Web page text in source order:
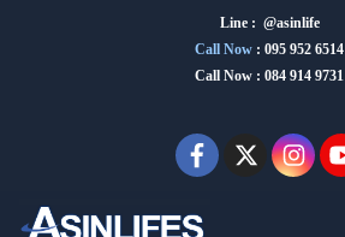
Line : @asinlife
Call Now : 095 952 6514
Call Now : 084 914 9731